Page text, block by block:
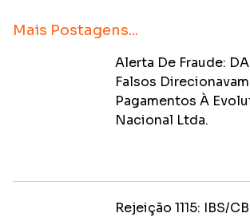
Mais Postagens...
Alerta De Fraude:
Falsos Direcionavam
Pagamentos À
Nacional Ltda.
Rejeição 1115: IBS/